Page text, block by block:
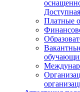
Платные